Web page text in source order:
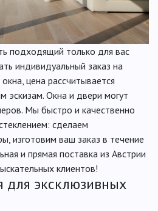
подходящий только для вас
индивидуальный заказ на
цена рассчитывается
эскизам. Окна и двери могут
Мы быстро и качественно
сделаем
изготовим ваш заказ в течение
и прямая поставка из Австрии
клиентов!
эксклюзивных